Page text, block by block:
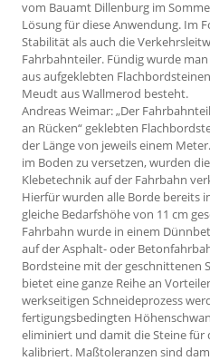
vom Bauamt Dillenburg im
Lösung für diese Anwendung. Im
Stabilität als auch die
Fahrbahnteiler. Fündig wurde
aus aufgeklebten
Meudt aus Wallmerod besteht.
Andreas Weimar: „Der
an Rücken“ geklebten
der Länge von jeweils einem
im Boden zu versetzen, wurden
Klebetechnik auf der Fahrbahn
Hierfür wurden alle Borde bereits
gleiche Bedarfshöhe von 11 cm
Fahrbahn wurde in einem
auf der Asphalt- oder
Bordsteine mit der geschnittenen
bietet eine ganze Reihe an
werkseitigen Schneideprozess
fertigungsbedingten
eliminiert und damit die Steine für
kalibriert. Maßtoleranzen sind